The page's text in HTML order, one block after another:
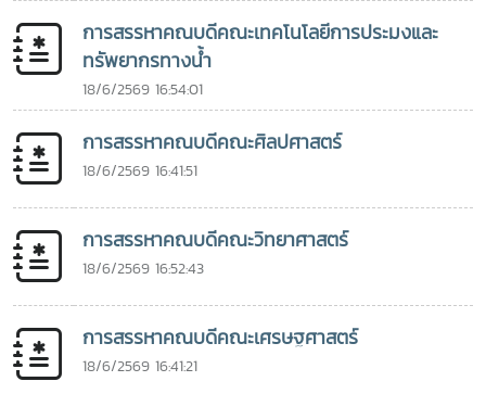
การสรรหาคณบดีคณะเทคโนโลยีการประมงและ
ทรัพยากรทางน้ำ
18/6/2569 16:54:01
การสรรหาคณบดีคณะศิลปศาสตร์
18/6/2569 16:41:51
การสรรหาคณบดีคณะวิทยาศาสตร์
18/6/2569 16:52:43
การสรรหาคณบดีคณะเศรษฐศาสตร์
18/6/2569 16:41:21